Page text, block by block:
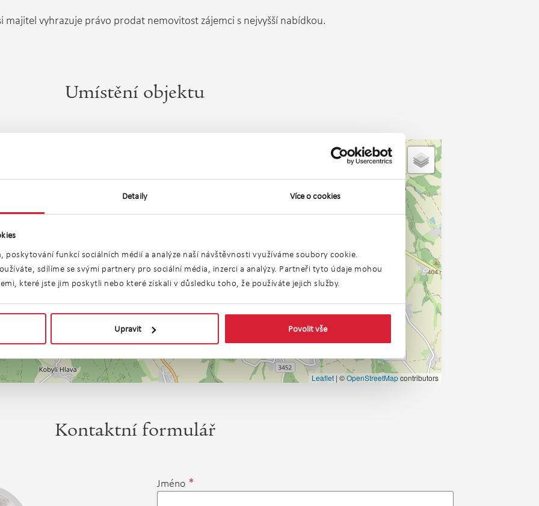
Detaily Více o cookies
poskytování funkcí sociálních médií a analýze naší návštěvnosti využíváme soubory cookie.
sdílíme se svými partnery pro sociální média, inzerci a analýzy. Partneři tyto údaje mohou
které jste jim poskytli nebo které získali v důsledku toho, že používáte jejich služby.
Upravit Povolit vše
vyhrazuje právo prodat nemovitost zájemci s nejvyšší nabídkou.
Umístění objektu
Leaflet | ©OpenStreetMapcontributors
Kontaktní formulář
Jméno *